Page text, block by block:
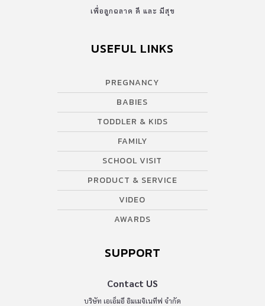
เพื่อลูกฉลาด ดี และ มีสุข
USEFUL LINKS
PREGNANCY
BABIES
TODDLER & KIDS
FAMILY
SCHOOL VISIT
PRODUCT & SERVICE
VIDEO
AWARDS
SUPPORT
Contact US
บริษัท เอเอ็มอี อิมเมจิเนทีฟ จำกัด